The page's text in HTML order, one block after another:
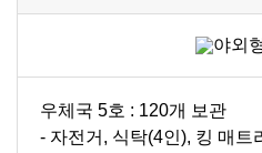
우체국 5호 : 120개 보관
- 자전거, 식탁(4인), 킹 매트